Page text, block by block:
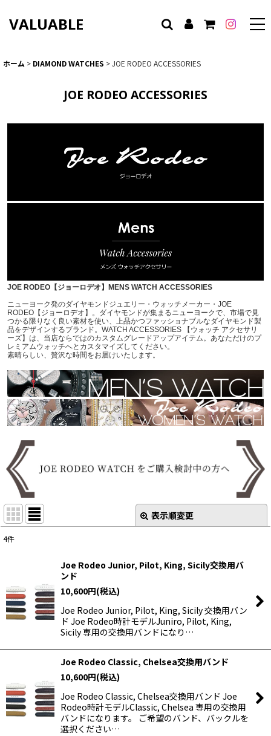
VALUABLE
ホーム > DIAMOND WATCHES >JOE RODEO ACCESSORIES
JOE RODEO ACCESSORIES
JOE RODEO【ジョーロデオ】MENS WATCH ACCESSORIES
ニューヨーク発のダイヤモンドジュエリー・ウォッチメーカー・JOE
RODEO【ジョーロデオ】。ダイヤモンドが集まるニューヨークで、市場で見
つかる限りなく良い素材を使い、上品かつファッショナブルなダイヤモンド製
品をデザインするブランド。WATCH ACCESSORIES 【ウォッチ アクセサリ
ーズ】は、当店ならではのカスタムグレードアップアイテム。あなただけのプ
レミアムウォッチへとカスタマイズしてください。
素晴らしい、贅沢な時間をお届けいたします。
表示順変更
絞り込む
4件
Joe Rodeo Junior, Pilot, King, Sicily交換用バ
ンド
10,600円(税込)
Joe Rodeo Junior, Pilot, King, Sicily 交換用バン
ド Joe Rodeo時計モデルJuniro, Pilot, King,
Sicily 専用の交換用バンドになり…
Joe Rodeo Classic, Chelsea交換用バンド
10,600円(税込)
Joe Rodeo Classic, Chelsea交換用バンド Joe
Rodeo時計モデルClassic, Chelsea 専用の交換用
バンドになります。 ご希望のバンド、バックルを
選択ください…